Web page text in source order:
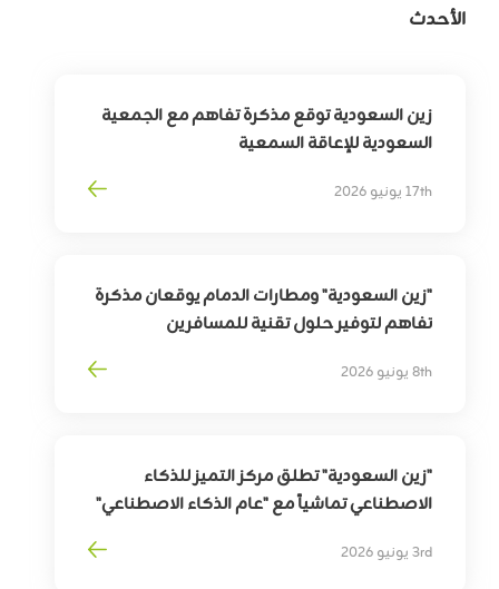
الأحدث
زين السعودية توقع مذكرة تفاهم مع الجمعية
السعودية للإعاقة السمعية
ذوي الإعاقة السمعية
17th يونيو 2026
"زين السعودية" ومطارات الدمام يوقعان مذكرة
تفاهم لتوفير حلول تقنية للمسافرين
وترقيةتجربةالمسافرين 8th يونيو 2026
"زين السعودية" تطلق مركز التميز للذكاء
الاصطناعي تماشياً مع "عام الذكاء الاصطناعي"
3rd يونيو 2026